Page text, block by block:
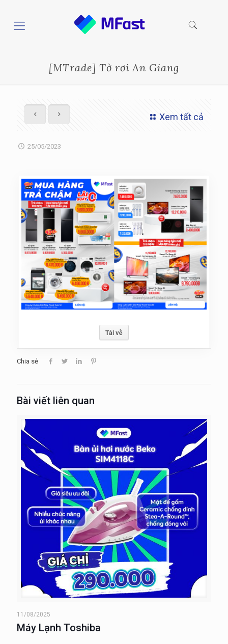
[MTrade] Tờ rơi An Giang
Xem tất cả
25/05/2023
Tải về
Chia sẻ
Bài viết liên quan
11/08/2025
Máy Lạnh Toshiba